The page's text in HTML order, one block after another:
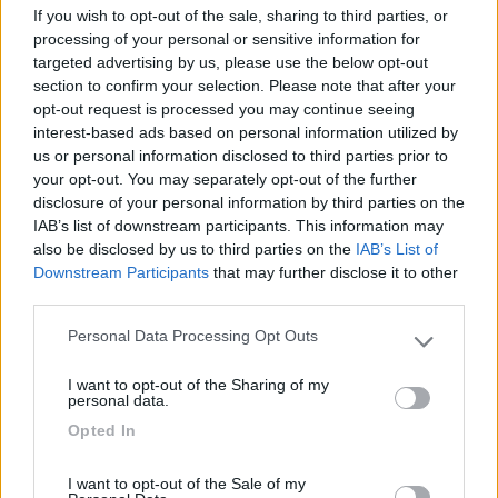
If you wish to opt-out of the sale, sharing to third parties, or
processing of your personal or sensitive information for
targeted advertising by us, please use the below opt-out
section to confirm your selection. Please note that after your
opt-out request is processed you may continue seeing
interest-based ads based on personal information utilized by
us or personal information disclosed to third parties prior to
your opt-out. You may separately opt-out of the further
disclosure of your personal information by third parties on the
IAB’s list of downstream participants. This information may
also be disclosed by us to third parties on the IAB’s List of
Downstream Participants that may further disclose it to other
Please note that this website/app uses one or more Google
not limited to your visit or usage behaviour. You may click to
use your data for below specified purposes in below Google
Personal Data Processing Opt Outs
I want to opt-out of the Sharing of my
personal data.
Opted In
I want to opt-out of the Sale of my
gentile e disponibile.
Accoglienza Caratteristiche Posizione
Pulizia
Servizi
Trasporti
passeggio59 26/07/2018 16:22
Tanti stanziali, rifiutato CS
Segnalati nei dintorni
9.5 Primiero San Martino di Castrozza